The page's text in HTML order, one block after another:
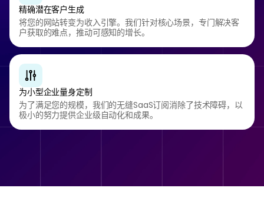
精确潜在客户生成
将您的网站转变为收入引擎。我们针对核心场景，专门解决客
户获取的难点，推动可感知的增长。
为小型企业量身定制
为了满足您的规模，我们的无缝SaaS订阅消除了技术障碍，以
极小的努力提供企业级自动化和成果。